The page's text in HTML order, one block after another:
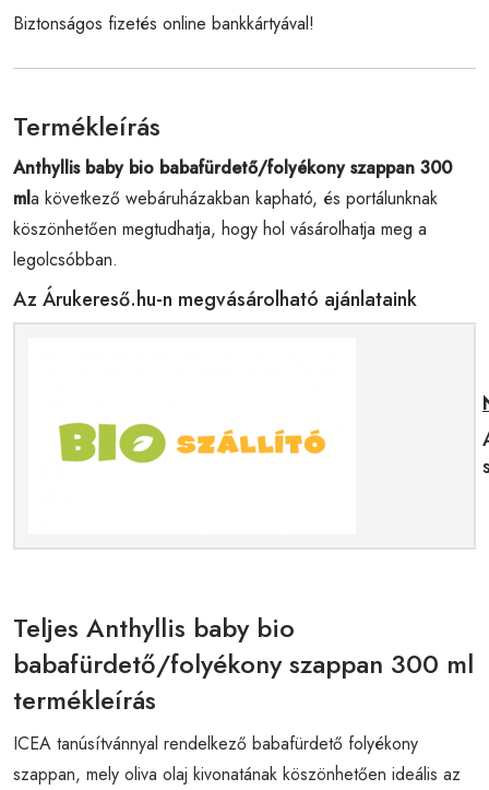
Biztonságos fizetés online bankkártyával!
Termékleírás
Anthyllis baby bio babafürdető/folyékony szappan 300
mla következő webáruházakban kapható, és portálunknak
köszönhetően megtudhatja, hogy hol vásárolhatja meg a
legolcsóbban.
Az Árukereső.hu-n megvásárolható ajánlataink
Teljes Anthyllis baby bio
babafürdető/folyékony szappan 300 ml
termékleírás
ICEA tanúsítvánnyal rendelkező babafürdető folyékony
szappan, mely oliva olaj kivonatának köszönhetően ideális az